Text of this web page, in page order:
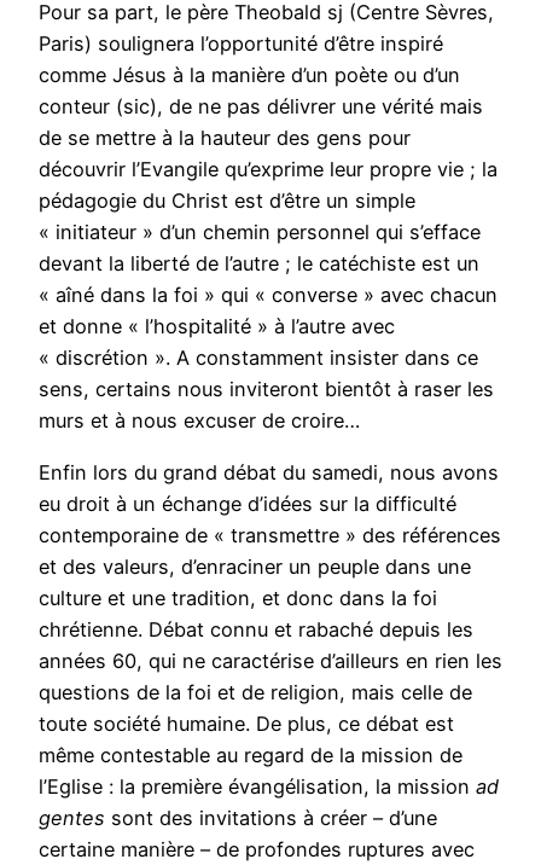
Pour sa part, le père Theobald sj (Centre Sèvres,
Paris) soulignera l’opportunité d’être inspiré
comme Jésus à la manière d’un poète ou d’un
conteur (sic), de ne pas délivrer une vérité mais
de se mettre à la hauteur des gens pour
découvrir l’Evangile qu’exprime leur propre vie ; la
pédagogie du Christ est d’être un simple
« initiateur » d’un chemin personnel qui s’efface
devant la liberté de l’autre ; le catéchiste est un
« aîné dans la foi » qui « converse » avec chacun
et donne « l’hospitalité » à l’autre avec
« discrétion ». A constamment insister dans ce
sens, certains nous inviteront bientôt à raser les
murs et à nous excuser de croire…
Enfin lors du grand débat du samedi, nous avons
eu droit à un échange d’idées sur la difficulté
contemporaine de « transmettre » des références
et des valeurs, d’enraciner un peuple dans une
culture et une tradition, et donc dans la foi
chrétienne. Débat connu et rabaché depuis les
années 60, qui ne caractérise d’ailleurs en rien les
questions de la foi et de religion, mais celle de
toute société humaine. De plus, ce débat est
même contestable au regard de la mission de
l’Eglise : la première évangélisation, la mission ad
gentes sont des invitations à créer – d’une
certaine manière – de profondes ruptures avec